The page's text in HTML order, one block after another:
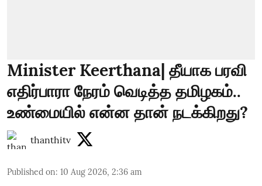
Minister Keerthana| தீயாக பரவி
எதிர்பாரா நேரம் வெடித்த தமிழகம்..
உண்மையில் என்ன தான் நடக்கிறது?
thanthitv
Published on: 10 Aug 2026, 2:36 am